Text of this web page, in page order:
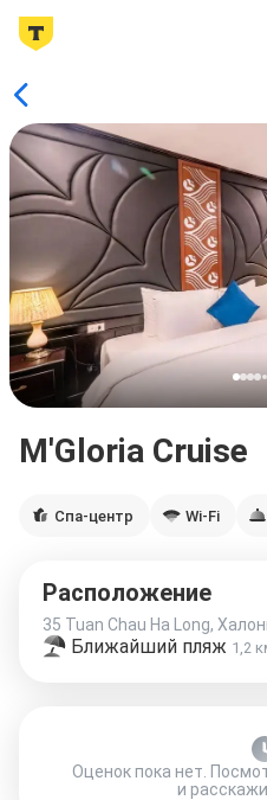
M'Gloria Cruise
Спа-центр Wi-Fi
Расположение
35 Tuan Chau Ha Long,
Ближайший пляж 1,2
Оценок пока нет.
и